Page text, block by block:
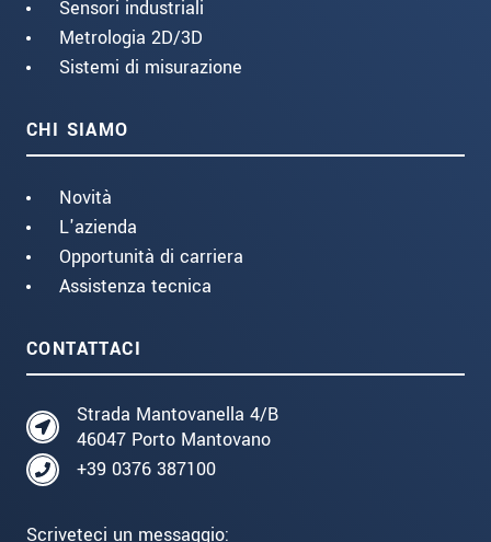
Sensori industriali
Metrologia 2D/3D
Sistemi di misurazione
CHI SIAMO
Novità
L'azienda
Opportunità di carriera
Assistenza tecnica
CONTATTACI
Strada Mantovanella 4/B
46047 Porto Mantovano
+39 0376 387100
Scriveteci un messaggio: